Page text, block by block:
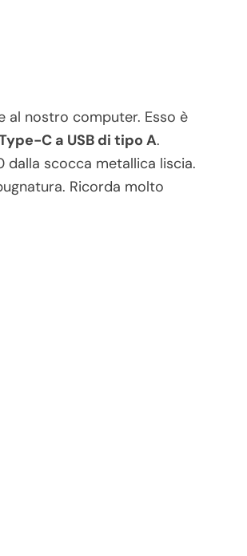
al nostro computer. Esso è
C a USB di tipo A.
dalla scocca metallica liscia.
Ricorda molto